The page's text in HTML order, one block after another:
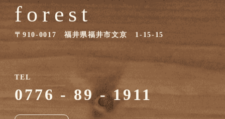
forest
〒910-0017 福井県福井市文京 1-15-15
TEL
0776 - 89 - 1911